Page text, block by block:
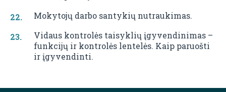
Mokytojų darbo santykių nutraukimas.
Vidaus kontrolės taisyklių įgyvendinimas –
funkcijų ir kontrolės lentelės. Kaip paruošti
ir įgyvendinti.